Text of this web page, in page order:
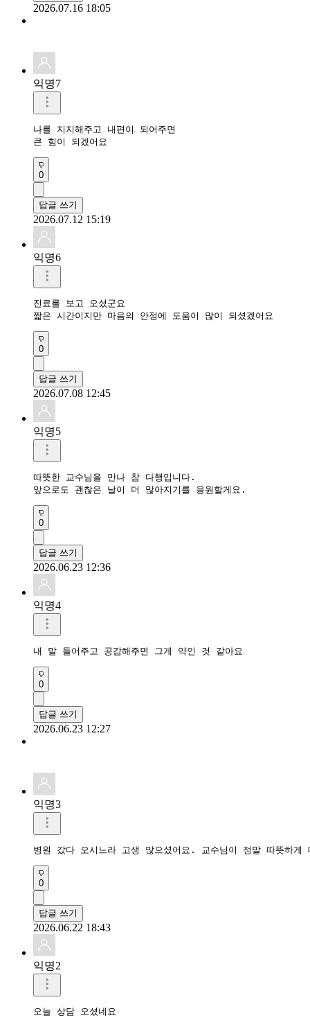
2026.07.16 18:05
익명7
나를 지지해주고 내편이 되어주면
0
답글 쓰기
2026.07.12 15:19
익명6
진료를 보고 오셨군요
짧은 시간이지만 마음의 안정에 도움이 많이 되셨겠어요
0
답글 쓰기
2026.07.08 12:45
익명5
따뜻한 교수님을 만나 참 다행입니다.
앞으로도 괜찮은 날이 더 많아지기를 응원할게요.
0
답글 쓰기
2026.06.23 12:36
익명4
내 말 들어주고 공감해주면 그게 약인 것 같아요
0
답글 쓰기
2026.06.23 12:27
익명3
병원 갔다 오시느라 고생 많으셨어요. 교수님이 정말 따뜻하
0
답글 쓰기
2026.06.22 18:43
익명2
오늘 상담 오셨네요